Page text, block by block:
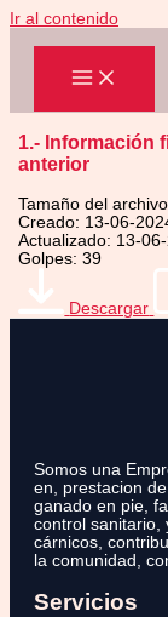
Ir al contenido
1.- Información
anterior
Tamaño del
Creado: 13-06-
Actualizado: 13-
Golpes: 39
Descargar
Somos una
en, prestacion
ganado en pie,
control sanitario,
cárnicos,
la comunidad,
Servicios